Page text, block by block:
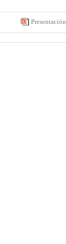
Presentación